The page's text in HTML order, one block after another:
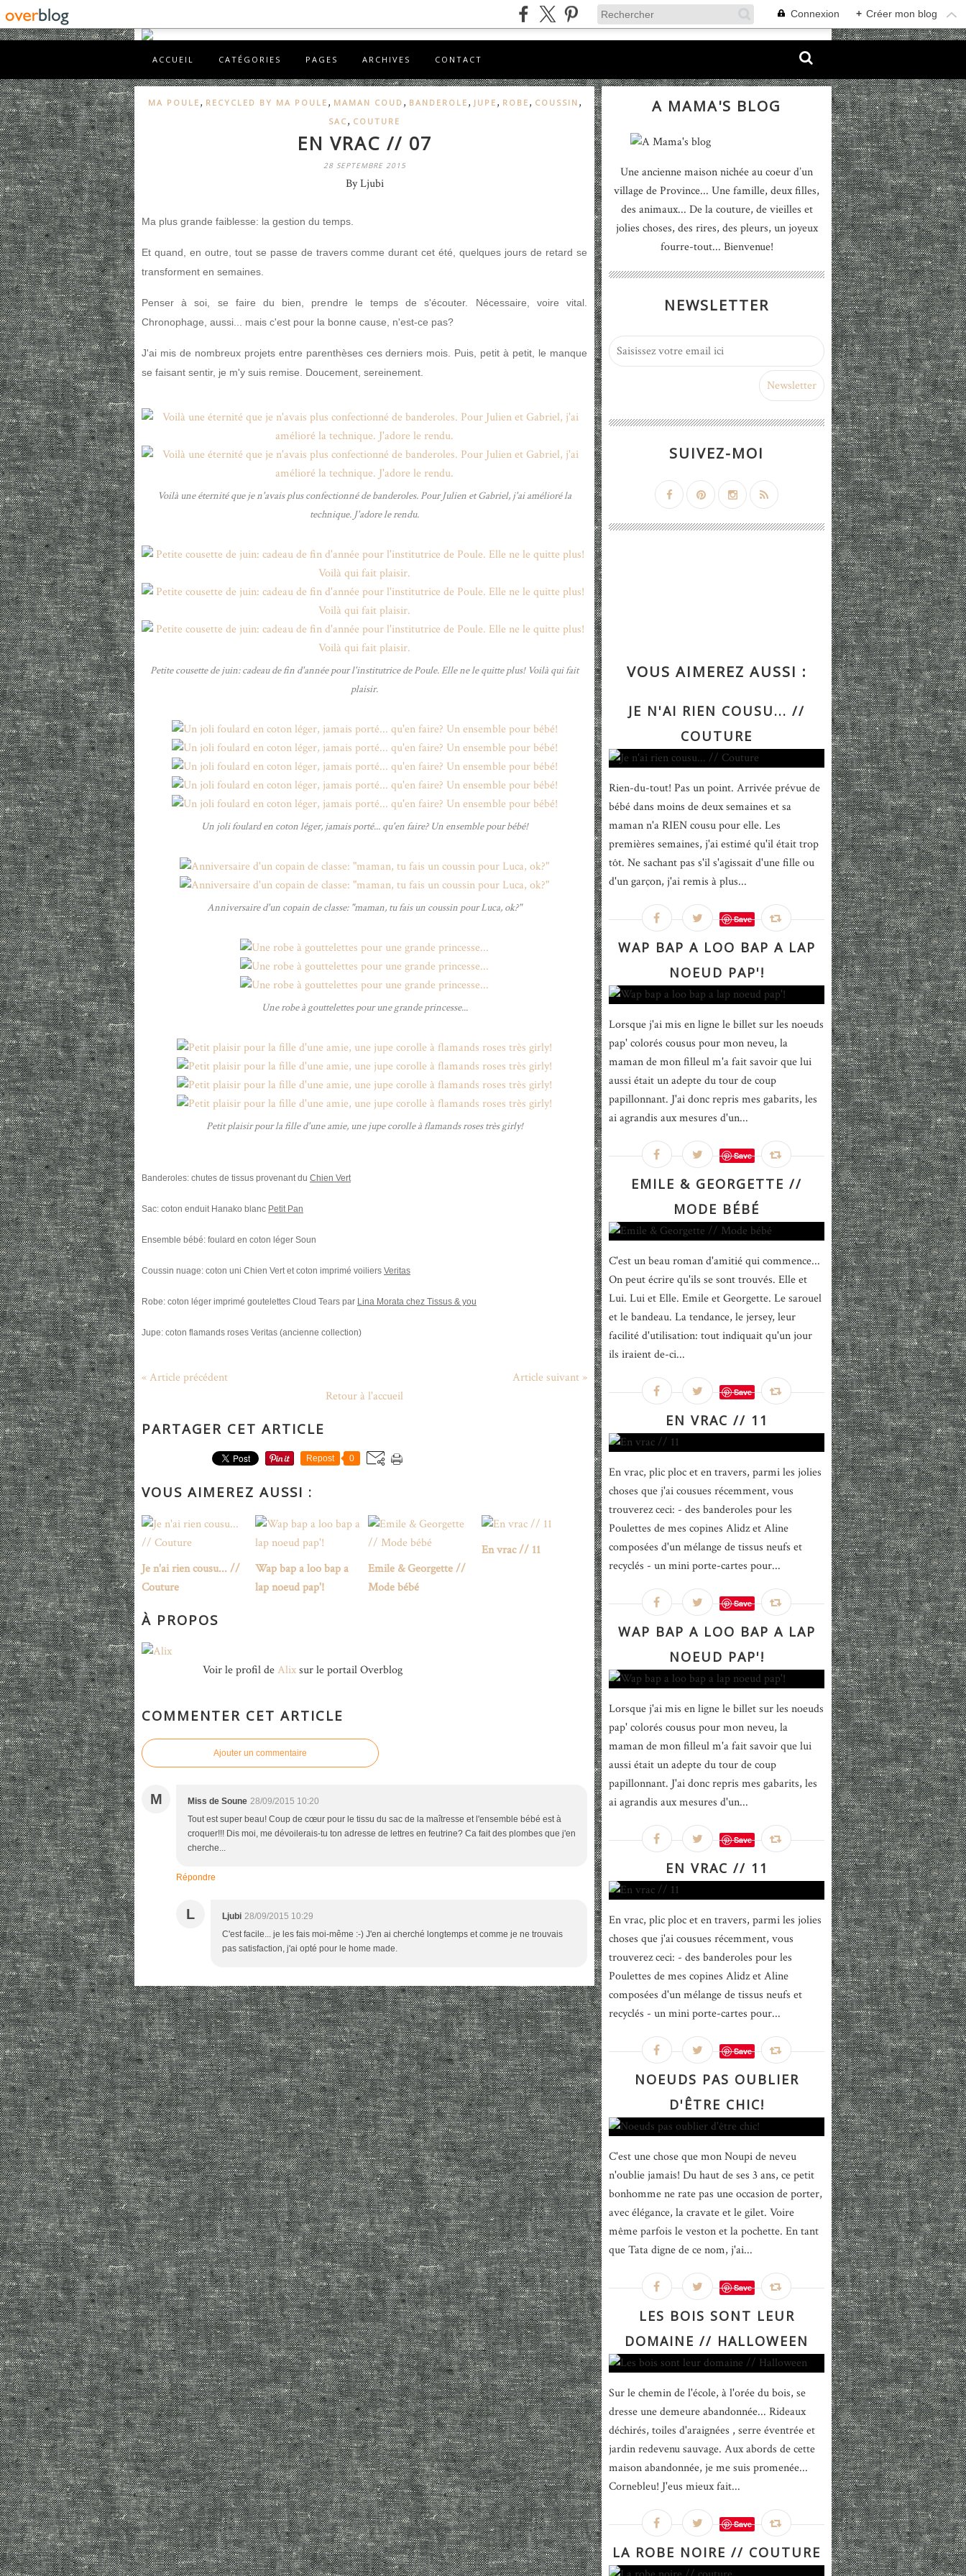
Connexion + Créer mon blog
ACCUEIL CATÉGORIES PAGES ARCHIVES CONTACT
MA POULE , RECYCLED BY MA POULE , MAMAN COUD , BANDEROLE ,JUPE , ROBE , COUSSIN ,
SAC , COUTURE
EN VRAC // 07
28 SEPTEMBRE 2015
By Ljubi
Ma plus grande faiblesse: la gestion du temps.
Et quand, en outre, tout se passe de travers comme durant cet été, quelques jours de retard se
transforment en semaines.
Penser à soi, se faire du bien, prendre le temps de s'écouter. Nécessaire, voire vital.
Chronophage, aussi... mais c'est pour la bonne cause, n'est-ce pas?
J'ai mis de nombreux projets entre parenthèses ces derniers mois. Puis, petit à petit, le manque
se faisant sentir, je m'y suis remise. Doucement, sereinement.
Voilà une éternité que je n'avais plus confectionné de banderoles. Pour Julien et Gabriel, j'ai amélioré la
technique. J'adore le rendu.
Petite cousette de juin: cadeau de fin d'année pour l'institutrice de Poule. Elle ne le quitte plus! Voilà qui fait
plaisir.
Un joli foulard en coton léger, jamais porté... qu'en faire? Un ensemble pour bébé!
Anniversaire d'un copain de classe: "maman, tu fais un coussin pour Luca, ok?"
Une robe à gouttelettes pour une grande princesse...
Petit plaisir pour la fille d'une amie, une jupe corolle à flamands roses très girly!
Banderoles: chutes de tissus provenant du Chien Vert
Sac: coton enduit Hanako blanc Petit Pan
Ensemble bébé: foulard en coton léger Soun
Coussin nuage: coton uni Chien Vert et coton imprimé voiliers Veritas
Robe: coton léger imprimé goutelettes Cloud Tears par Lina Morata chez Tissus & you
Jupe: coton flamands roses Veritas (ancienne collection)
« Article précédent
Article suivant »
Retour à l'accueil
PARTAGER CET ARTICLE
Repost 0
VOUS AIMEREZ AUSSI :
Je n'ai rien cousu... //
Couture
Wap bap a loo bap a
lap noeud pap'!
Emile & Georgette //
Mode bébé
En vrac // 11
À PROPOS
Voir le profil deAlixsur le portail Overblog
COMMENTER CET ARTICLE
Ajouter un commentaire
M Miss de Soune 28/09/2015 10:20
Tout est super beau! Coup de cœur pour le tissu du sac de la maîtresse et l'ensemble bébé est à
croquer!!! Dis moi, me dévoilerais-tu ton adresse de lettres en feutrine? Ca fait des plombes que j'en
cherche...
Répondre
L Ljubi 28/09/2015 10:29
C'est facile... je les fais moi-même :-) J'en ai cherché longtemps et comme je ne trouvais
pas satisfaction, j'ai opté pour le home made.
A MAMA'S BLOG
Une ancienne maison nichée au coeur d’un
village de Province... Une famille, deux filles,
des animaux... De la couture, de vieilles et
jolies choses, des rires, des pleurs, un joyeux
fourre-tout... Bienvenue!
NEWSLETTER
SUIVEZ-MOI
VOUS AIMEREZ AUSSI :
JE N'AI RIEN COUSU... //
COUTURE
Rien-du-tout! Pas un point. Arrivée prévue de
bébé dans moins de deux semaines et sa
maman n'a RIEN cousu pour elle. Les
premières semaines, j'ai estimé qu'il était trop
tôt. Ne sachant pas s'il s'agissait d'une fille ou
d'un garçon, j'ai remis à plus...
Save
WAP BAP A LOO BAP A LAP
NOEUD PAP'!
Lorsque j'ai mis en ligne le billet sur les noeuds
pap' colorés cousus pour mon neveu, la
maman de mon filleul m'a fait savoir que lui
aussi était un adepte du tour de coup
papillonnant. J'ai donc repris mes gabarits, les
ai agrandis aux mesures d'un...
Save
EMILE & GEORGETTE //
MODE BÉBÉ
C'est un beau roman d'amitié qui commence...
On peut écrire qu'ils se sont trouvés. Elle et
Lui. Lui et Elle. Emile et Georgette. Le sarouel
et le bandeau. La tendance, le jersey, leur
facilité d'utilisation: tout indiquait qu'un jour
ils iraient de-ci...
Save
EN VRAC // 11
En vrac, plic ploc et en travers, parmi les jolies
choses que j'ai cousues récemment, vous
trouverez ceci: - des banderoles pour les
Poulettes de mes copines Alidz et Aline
composées d'un mélange de tissus neufs et
recyclés - un mini porte-cartes pour...
Save
WAP BAP A LOO BAP A LAP
NOEUD PAP'!
Lorsque j'ai mis en ligne le billet sur les noeuds
pap' colorés cousus pour mon neveu, la
maman de mon filleul m'a fait savoir que lui
aussi était un adepte du tour de coup
papillonnant. J'ai donc repris mes gabarits, les
ai agrandis aux mesures d'un...
Save
EN VRAC // 11
En vrac, plic ploc et en travers, parmi les jolies
choses que j'ai cousues récemment, vous
trouverez ceci: - des banderoles pour les
Poulettes de mes copines Alidz et Aline
composées d'un mélange de tissus neufs et
recyclés - un mini porte-cartes pour...
Save
NOEUDS PAS OUBLIER
D'ÊTRE CHIC!
C'est une chose que mon Noupi de neveu
n'oublie jamais! Du haut de ses 3 ans, ce petit
bonhomme ne rate pas une occasion de porter,
avec élégance, la cravate et le gilet. Voire
même parfois le veston et la pochette. En tant
que Tata digne de ce nom, j'ai...
Save
LES BOIS SONT LEUR
DOMAINE // HALLOWEEN
Sur le chemin de l'école, à l'orée du bois, se
dresse une demeure abandonnée... Rideaux
déchirés, toiles d'araignées , serre éventrée et
jardin redevenu sauvage. Aux abords de cette
maison abandonnée, je me suis promenée...
Cornebleu! J'eus mieux fait...
Save
LA ROBE NOIRE // COUTURE